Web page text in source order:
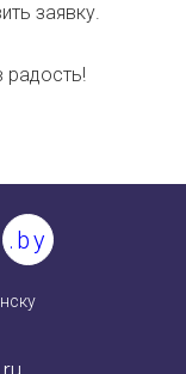
заявку.
радость!
.by